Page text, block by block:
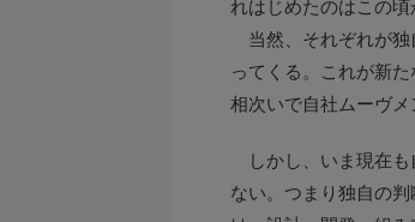
れはじめたのはこの頃
当然、それぞれが独
ってくる。これが新
相次いで自社ムーヴメ
しかし、いま現在も
ない。つまり独自の